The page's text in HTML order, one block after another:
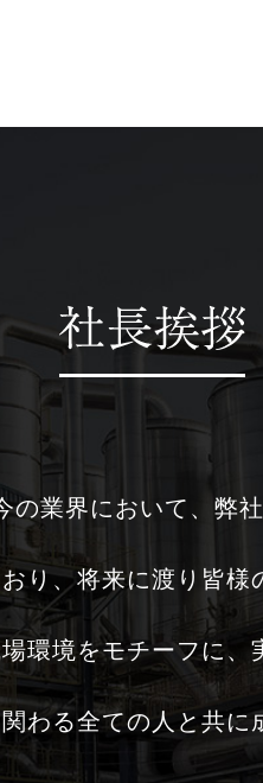
業界において、弊
り、将来に渡り皆様
環境をモチーフに、
わる全ての人と共